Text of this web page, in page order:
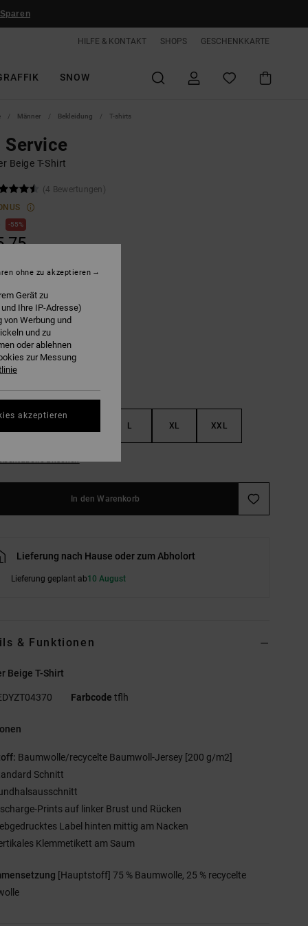
HILFE & KONTAKT SHOPS GESCHENKKARTE
SNOW
Männer Bekleidung T-shirts
Service
Beige T-Shirt
(4 Bewertungen)
55%
Heather
L XL XXL
In den Warenkorb
Lieferung nach Hause oder zum Abholort
Lieferung geplant ab10 August
& Funktionen
Beige T-Shirt
Farbcode tflh
Baumwolle/recycelte Baumwoll-Jersey [200 g/m2]
Schnitt
Prints auf linker Brust und Rücken
Label hinten mittig am Nacken
Klemmetikett am Saum
[Hauptstoff] 75 % Baumwolle, 25 % recycelte
Gerät zu
Ihre IP-Adresse)
Werbung und
und zu
oder ablehnen
zur Messung
ohne zu akzeptieren
akzeptieren